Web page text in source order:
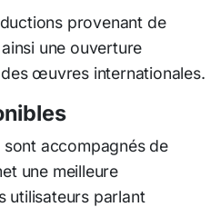
provenant de
une ouverture
œuvres internationales.
accompagnés de
une meilleure
utilisateurs parlant